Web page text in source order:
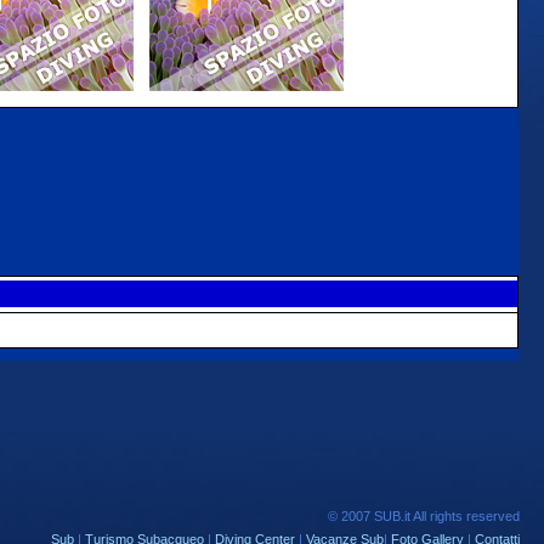
© 2007 SUB.it All rights reserved
Sub | Turismo Subacqueo | Diving Center | Vacanze Sub| Foto Gallery | Contatti